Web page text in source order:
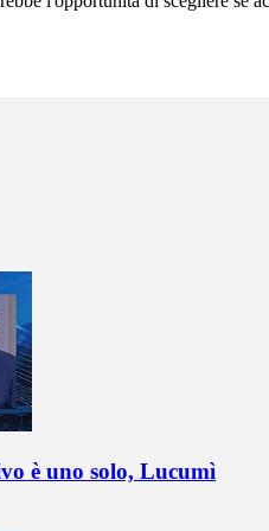
è uno solo, Lucumì